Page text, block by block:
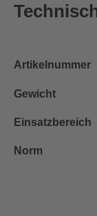
Artikelnummer
Gewicht
Einsatzbereich
Norm